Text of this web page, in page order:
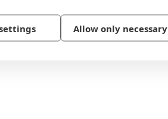
Allow only necessary